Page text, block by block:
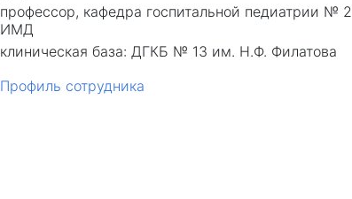
профессор, кафедра госпитальной педиатрии № 2
ИМД
клиническая база: ДГКБ № 13 им. Н.Ф. Филатова
Профиль сотрудника